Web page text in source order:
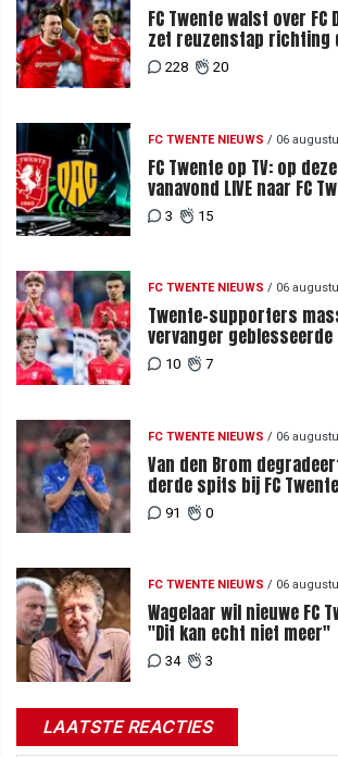
FC Twente walst over FC
zet reuzenstap richting
228 20
FC TWENTE NIEUWS / 06
FC Twente op TV: op
vanavond LIVE naar FC
3 15
FC TWENTE NIEUWS / 06
Twente-supporters
vervanger geblesseerde
DAC 04
10 7
FC TWENTE NIEUWS / 06
Van den Brom
derde spits bij FC Twente
91 0
FC TWENTE NIEUWS / 06
Wagelaar wil nieuwe FC
"Dit kan echt niet meer"
34 3
LAATSTE REACTIES